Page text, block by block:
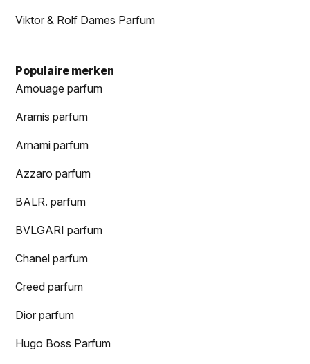
Viktor & Rolf Dames Parfum
Populaire merken
Amouage parfum
Aramis parfum
Arnami parfum
Azzaro parfum
BALR. parfum
BVLGARI parfum
Chanel parfum
Creed parfum
Dior parfum
Hugo Boss Parfum